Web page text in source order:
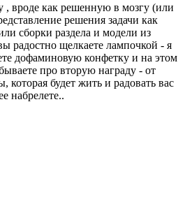
, вроде как решенную в мозгу (или
решения задачи как
сборки раздела и модели из
радостно щелкаете лампочкой - я
дофаминовую конфетку и на этом
про вторую награду - от
которая будет жить и радовать вас
набрелете..